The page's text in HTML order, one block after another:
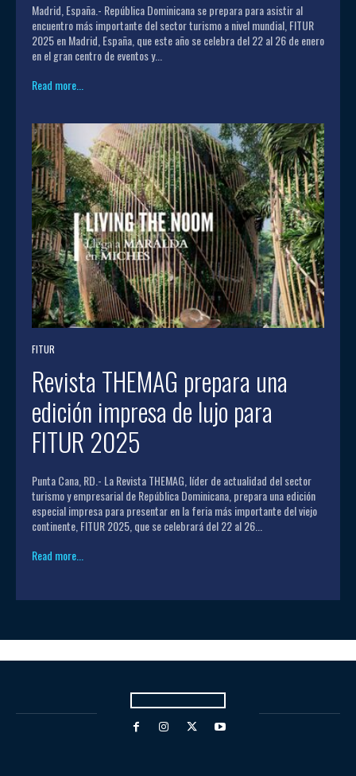
Madrid, España.- República Dominicana se prepara para asistir al
encuentro más importante del sector turismo a nivel mundial, FITUR
2025 en Madrid, España, que este año se celebra del 22 al 26 de enero
en el gran centro de eventos y...
Read more...
FITUR
Revista THEMAG prepara una
edición impresa de lujo para
FITUR 2025
Punta Cana, RD.- La Revista THEMAG, líder de actualidad del sector
turismo y empresarial de República Dominicana, prepara una edición
especial impresa para presentar en la feria más importante del viejo
continente, FITUR 2025, que se celebrará del 22 al 26...
Read more...